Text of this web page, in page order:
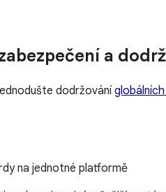
a
dodržování
na jednotné platformě